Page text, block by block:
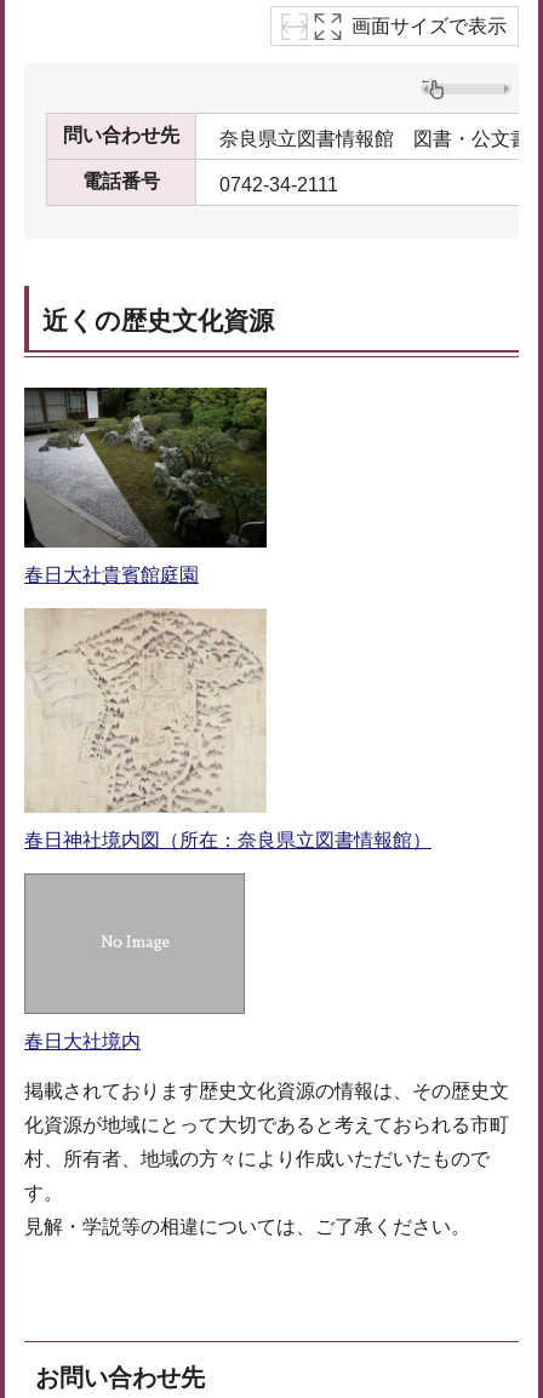
画面サイズで表示
問い合わせ先 奈良県立図書情報館 図書・公文書
電話番号 0742-34-2111
近くの歴史文化資源
春日大社貴賓館庭園
春日神社境内図（所在：奈良県立図書情報館）
春日大社境内
掲載されております歴史文化資源の情報は、その歴史文
化資源が地域にとって大切であると考えておられる市町
村、所有者、地域の方々により作成いただいたもので
す。
見解・学説等の相違については、ご了承ください。
お問い合わせ先